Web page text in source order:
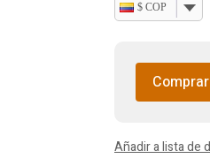
$ COP
Añadir a lista de